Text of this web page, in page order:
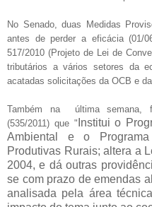
No Senado, duas Medidas
antes de perder a eficácia (01/
517/2010 (Projeto de Lei de
tributários a vários setores da
acatadas solicitações da OCB e
Também na última semana,
(535/2011) que " Institui o
Ambiental e o
Produtivas Rurais; altera a
2004, e dá outras
se com prazo de emendas
analisada pela área